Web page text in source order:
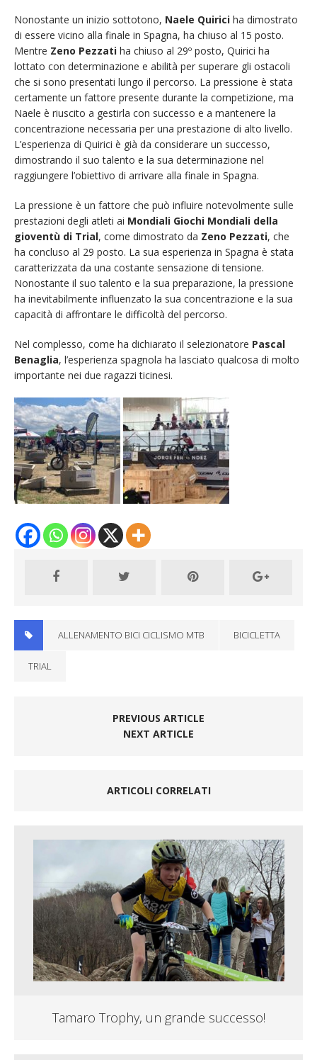
Nonostante un inizio sottotono, Naele Quirici ha dimostrato
di essere vicino alla finale in Spagna, ha chiuso al 15 posto.
Mentre Zeno Pezzati ha chiuso al 29º posto, Quirici ha
lottato con determinazione e abilità per superare gli ostacoli
che si sono presentati lungo il percorso. La pressione è stata
certamente un fattore presente durante la competizione, ma
Naele è riuscito a gestirla con successo e a mantenere la
concentrazione necessaria per una prestazione di alto livello.
L’esperienza di Quirici è già da considerare un successo,
dimostrando il suo talento e la sua determinazione nel
raggiungere l’obiettivo di arrivare alla finale in Spagna.
La pressione è un fattore che può influire notevolmente sulle
prestazioni degli atleti ai Mondiali Giochi Mondiali della
gioventù di Trial, come dimostrato da Zeno Pezzati, che
ha concluso al 29 posto. La sua esperienza in Spagna è stata
caratterizzata da una costante sensazione di tensione.
Nonostante il suo talento e la sua preparazione, la pressione
ha inevitabilmente influenzato la sua concentrazione e la sua
capacità di affrontare le difficoltà del percorso.
Nel complesso, come ha dichiarato il selezionatore Pascal
Benaglia, l’esperienza spagnola ha lasciato qualcosa di molto
importante nei due ragazzi ticinesi.
ALLENAMENTO BICI CICLISMO MTB BICICLETTA
TRIAL
PREVIOUS ARTICLE
NEXT ARTICLE
ARTICOLI CORRELATI
Tamaro Trophy, un grande successo!